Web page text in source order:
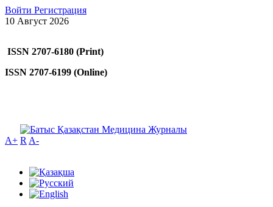
Войти Регистрация
10 Август 2026
ISSN 2707-6180 (Print)
ISSN 2707-6199 (Online)
A+ R A-